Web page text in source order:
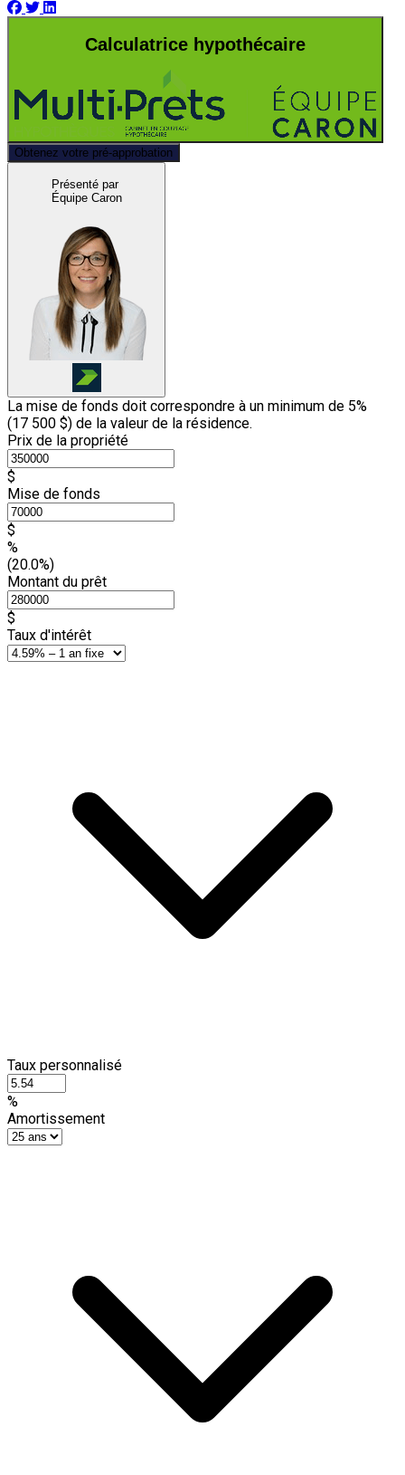
Calculatrice hypothécaire
Obtenez votre pré-approbation
Présenté par
Équipe Caron
La mise de fonds doit correspondre à un minimum de 5%
(17 500 $) de la valeur de la résidence.
Prix de la propriété
$
Mise de fonds
$
%
(20.0%)
Montant du prêt
$
Taux d'intérêt
Taux personnalisé
%
Amortissement